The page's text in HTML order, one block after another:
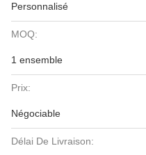
Personnalisé
MOQ:
1 ensemble
Prix:
Négociable
Délai De Livraison: